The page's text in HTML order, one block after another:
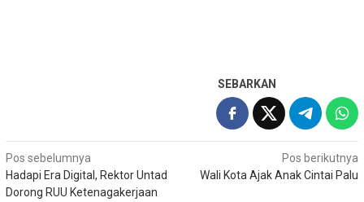
SEBARKAN
Navigasi
pos
Pos sebelumnya
Hadapi Era Digital, Rektor Untad
Dorong RUU Ketenagakerjaan
Pos berikutnya
Wali Kota Ajak Anak Cintai Palu